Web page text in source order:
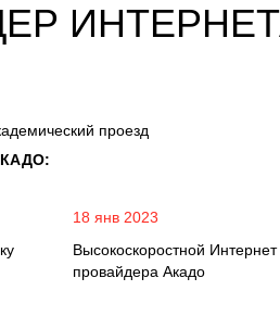
проезд
18 янв 2023
Высокоскоростной Интернет
провайдера Акадо